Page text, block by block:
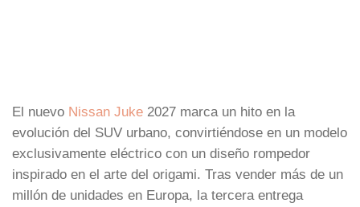
El nuevo Nissan Juke 2027 marca un hito en la
evolución del SUV urbano, convirtiéndose en un modelo
exclusivamente eléctrico con un diseño rompedor
inspirado en el arte del origami. Tras vender más de un
millón de unidades en Europa, la tercera entrega